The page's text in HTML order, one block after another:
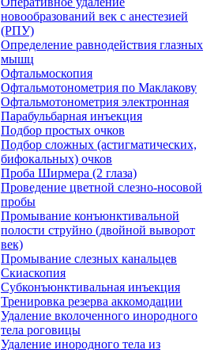
новообразований век с анестезией
(РПУ)
Определение равнодействия глазных
мышц
Офтальмоскопия
Офтальмотонометрия по Маклакову
Офтальмотонометрия электронная
Парабульбарная инъекция
Подбор простых очков
Подбор сложных (астигматических,
бифокальных) очков
Проба Ширмера (2 глаза)
Проведение цветной слезно-носовой
пробы
Промывание конъюнктивальной
полости струйно (двойной выворот
век)
Промывание слезных канальцев
Скиаскопия
Субконъюнктивальная инъекция
Тренировка резерва аккомодации
Удаление вколоченного инородного
тела роговицы
Удаление инородного тела из